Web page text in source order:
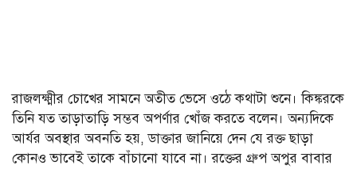
রাজলক্ষ্মীর চোখের সামনে অতীত ভেসে ওঠে কথাটা শুনে। কিঙ্করকে
তিনি যত তাড়াতাড়ি সম্ভব অপর্ণার খোঁজ করতে বলেন। অন্যদিকে
আর্যর অবস্থার অবনতি হয়, ডাক্তার জানিয়ে দেন যে রক্ত ছাড়া
কোনও ভাবেই তাকে বাঁচানো যাবে না। রক্তের গ্রুপ অপুর বাবার